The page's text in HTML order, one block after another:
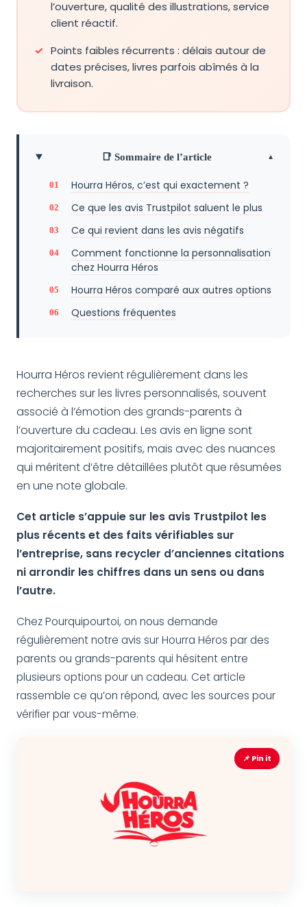
l’ouverture, qualité des illustrations, service
client réactif.
Points faibles récurrents : délais autour de
dates précises, livres parfois abîmés à la
livraison.
📑 Sommaire de l’article
Hourra Héros, c’est qui exactement ?
Ce que les avis Trustpilot saluent le plus
Ce qui revient dans les avis négatifs
Comment fonctionne la personnalisation
chez Hourra Héros
Hourra Héros comparé aux autres options
Questions fréquentes
Hourra Héros revient régulièrement dans les
recherches sur les livres personnalisés, souvent
associé à l’émotion des grands-parents à
l’ouverture du cadeau. Les avis en ligne sont
majoritairement positifs, mais avec des nuances
qui méritent d’être détaillées plutôt que résumées
en une note globale.
Cet article s’appuie sur les avis Trustpilot les
plus récents et des faits vérifiables sur
l’entreprise, sans recycler d’anciennes citations
ni arrondir les chiffres dans un sens ou dans
l’autre.
Chez Pourquipourtoi, on nous demande
régulièrement notre avis sur Hourra Héros par des
parents ou grands-parents qui hésitent entre
plusieurs options pour un cadeau. Cet article
rassemble ce qu’on répond, avec les sources pour
vérifier par vous-même.
📌 Pin it